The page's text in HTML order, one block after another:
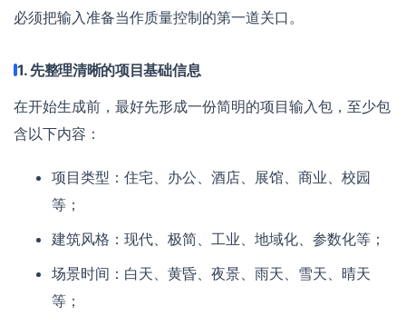
必须把输入准备当作质量控制的第一道关口。
1. 先整理清晰的项目基础信息
在开始生成前，最好先形成一份简明的项目输入包，至少包
含以下内容：
项目类型：住宅、办公、酒店、展馆、商业、校园
等；
建筑风格：现代、极简、工业、地域化、参数化等；
场景时间：白天、黄昏、夜景、雨天、雪天、晴天
等；